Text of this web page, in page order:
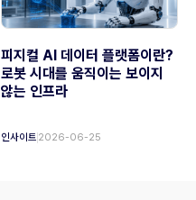
피지컬 AI 데이터 플랫폼이란?
로봇 시대를 움직이는 보이지
않는 인프라
인사이트 2026-06-25